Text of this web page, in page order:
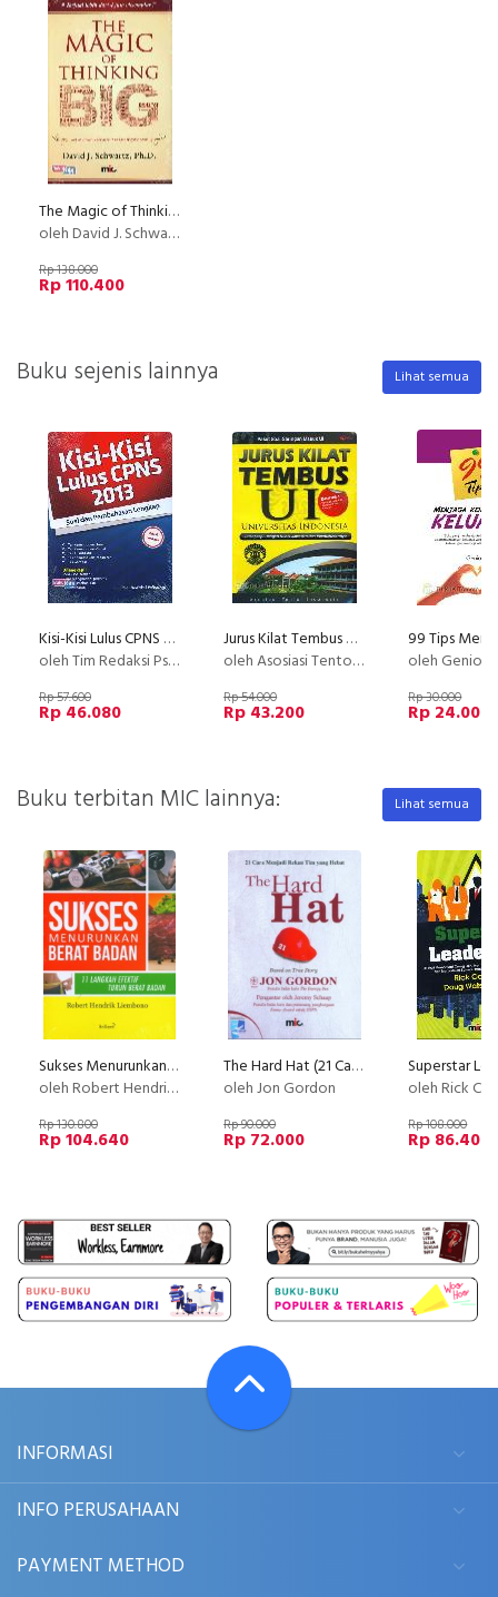
The Magic of Thinking Big
oleh David J. Schwartz, Ph.D.
Rp 138.000
Rp 110.400
Buku sejenis lainnya Lihat semua
Kisi-Kisi Lulus CPNS 2013 (Soal dan Pembahasan Lengkap) - Edisi Terbaru
oleh Tim Redaksi Psikolog
Rp 57.600
Rp 46.080
Jurus Kilat Tembus UI (Universitas Indonesia) Dilengkapi Dengan Kunci Jawaban dan Pembahasannya
oleh Asosiasi Tentor Indonesia
Rp 54.000
Rp 43.200
oleh
Rp 30.000
Rp 24.000
Buku terbitan MIC lainnya: Lihat semua
Sukses Menurunkan Berat Badan: 11 Langkah Efektif Turun Berat Badan
oleh Robert Hendrik Liembono
Rp 130.800
Rp 104.640
The Hard Hat (21 Cara Menjadi Rekan Tim yang Hebat)
oleh Jon Gordon
Rp 90.000
Rp 72.000
Superstar
oleh Rick Conlow | Doug
Rp 108.000
Rp 86.400
INFORMASI
INFO PERUSAHAAN
PAYMENT METHOD